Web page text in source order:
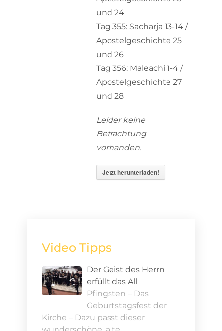
und 24
Tag 355: Sacharja 13-14 /
Apostelgeschichte 25
und 26
Tag 356: Maleachi 1-4 /
Apostelgeschichte 27
und 28
Leider keine
Betrachtung
vorhanden.
Jetzt herunterladen!
Video Tipps
Der Geist des Herrn
erfüllt das All
Pfingsten – Das
Geburtstagsfest der
Kirche – Dazu passt dieser